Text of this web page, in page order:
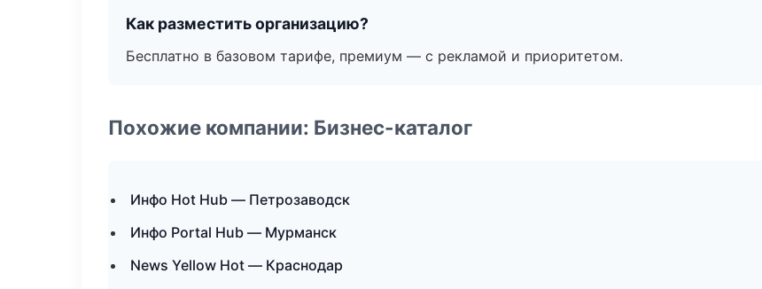
Как разместить организацию?
Бесплатно в базовом тарифе, премиум — с рекламой и приоритетом.
Похожие компании: Бизнес-каталог
Инфо Hot Hub — Петрозаводск
Инфо Portal Hub — Мурманск
News Yellow Hot — Краснодар